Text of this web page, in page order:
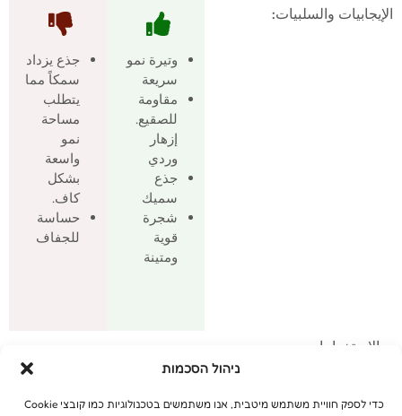
ניהול הסכמות
כדי לספק חוויית משתמש מיטבית, אנו משתמשים בטכנולוגיות כמו קובצי Cookie
الإيجابيات والسلبيات:
وتيرة نمو
سريعة
مقاومة
للصقيع.
إزهار
وردي
جذع
سميك
شجرة
قوية
ومتينة
جذع يزداد
سمكاً مما
يتطلب
مساحة
نمو
واسعة
بشكل
كاف.
حساسة
للجفاف
الاستخدامات
ملائمة للحديقة الخاصة
منفردة، جادة، مجموعة، حوض.